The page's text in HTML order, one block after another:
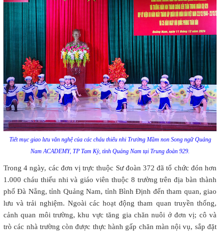
Tiết mục giao lưu văn nghệ của các cháu thiếu nhi Trường Mầm non Song ngữ Quảng
Nam ACADEMY, TP Tam Kỳ, tỉnh Quảng Nam tại Trung đoàn 929.
Trong 4 ngày, các đơn vị trực thuộc Sư đoàn 372 đã tổ chức đón hơn
1.000 cháu thiếu nhi và giáo viên thuộc 8 trường trên địa bàn thành
phố Đà Nẵng, tỉnh Quảng Nam, tỉnh Bình Định đến tham quan, giao
lưu và trải nghiệm. Ngoài các hoạt động tham quan truyền thống,
cảnh quan môi trường, khu vực tăng gia chăn nuôi ở đơn vị; cô và
trò các nhà trường còn được thực hành gấp chăn màn nội vụ, sắp đặt